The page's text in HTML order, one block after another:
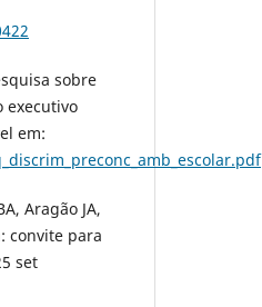
sobre
executivo
em:
Aragão JA,
convite para
set